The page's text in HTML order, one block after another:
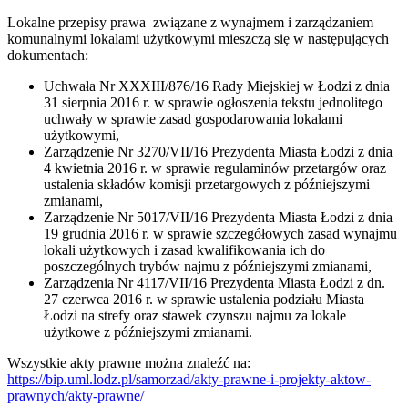
Lokalne przepisy prawa związane z wynajmem i zarządzaniem
komunalnymi lokalami użytkowymi mieszczą się w następujących
dokumentach:
Uchwała Nr XXXIII/876/16 Rady Miejskiej w Łodzi z dnia
31 sierpnia 2016 r. w sprawie ogłoszenia tekstu jednolitego
uchwały w sprawie zasad gospodarowania lokalami
użytkowymi,
Zarządzenie Nr 3270/VII/16 Prezydenta Miasta Łodzi z dnia
4 kwietnia 2016 r. w sprawie regulaminów przetargów oraz
ustalenia składów komisji przetargowych z późniejszymi
zmianami,
Zarządzenie Nr 5017/VII/16 Prezydenta Miasta Łodzi z dnia
19 grudnia 2016 r. w sprawie szczegółowych zasad wynajmu
lokali użytkowych i zasad kwalifikowania ich do
poszczególnych trybów najmu z późniejszymi zmianami,
Zarządzenia Nr 4117/VII/16 Prezydenta Miasta Łodzi z dn.
27 czerwca 2016 r. w sprawie ustalenia podziału Miasta
Łodzi na strefy oraz stawek czynszu najmu za lokale
użytkowe z późniejszymi zmianami.
Wszystkie akty prawne można znaleźć na:
https://bip.uml.lodz.pl/samorzad/akty-prawne-i-projekty-aktow-
prawnych/akty-prawne/